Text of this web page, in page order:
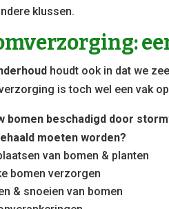
klussen.
houdt ook in dat we
is toch wel een vak
bomen beschadigd door
moeten worden?
van bomen & planten
bomen verzorgen
& snoeien van bomen